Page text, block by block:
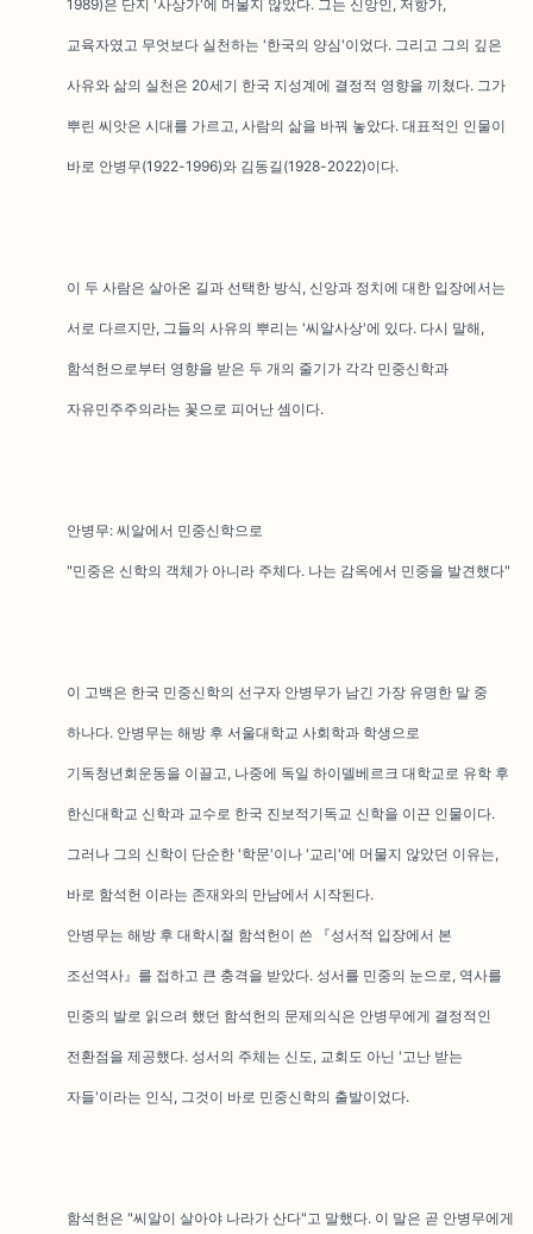
1989)은 단지 '사상가'에 머물지 않았다. 그는 신앙인, 저항가,
교육자였고 무엇보다 실천하는 '한국의 양심'이었다. 그리고 그의 깊은
사유와 삶의 실천은 20세기 한국 지성계에 결정적 영향을 끼쳤다. 그가
뿌린 씨앗은 시대를 가르고, 사람의 삶을 바꿔 놓았다. 대표적인 인물이
바로 안병무(1922-1996)와 김동길(1928-2022)이다.
이 두 사람은 살아온 길과 선택한 방식, 신앙과 정치에 대한 입장에서는
서로 다르지만, 그들의 사유의 뿌리는 '씨알사상'에 있다. 다시 말해,
함석헌으로부터 영향을 받은 두 개의 줄기가 각각 민중신학과
자유민주주의라는 꽃으로 피어난 셈이다.
안병무: 씨알에서 민중신학으로
"민중은 신학의 객체가 아니라 주체다. 나는 감옥에서 민중을 발견했다"
이 고백은 한국 민중신학의 선구자 안병무가 남긴 가장 유명한 말 중
하나다. 안병무는 해방 후 서울대학교 사회학과 학생으로
기독청년회운동을 이끌고, 나중에 독일 하이델베르크 대학교로 유학 후
한신대학교 신학과 교수로 한국 진보적기독교 신학을 이끈 인물이다.
그러나 그의 신학이 단순한 '학문'이나 '교리'에 머물지 않았던 이유는,
바로 함석헌 이라는 존재와의 만남에서 시작된다.
안병무는 해방 후 대학시절 함석헌이 쓴 『성서적 입장에서 본
조선역사』를 접하고 큰 충격을 받았다. 성서를 민중의 눈으로, 역사를
민중의 발로 읽으려 했던 함석헌의 문제의식은 안병무에게 결정적인
전환점을 제공했다. 성서의 주체는 신도, 교회도 아닌 '고난 받는
자들'이라는 인식, 그것이 바로 민중신학의 출발이었다.
함석헌은 "씨알이 살아야 나라가 산다"고 말했다. 이 말은 곧 안병무에게